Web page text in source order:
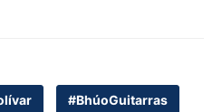
#BhúoGuitarras